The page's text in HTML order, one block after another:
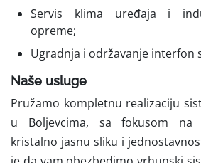
Servis klima uređaja i
opreme;
Ugradnja i održavanje interfon
Naše usluge
Pružamo kompletnu realizaciju
u Boljevcima, sa fokusom na
kristalno jasnu sliku i